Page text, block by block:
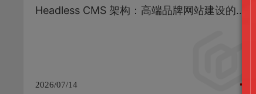
Headless CMS 架构：高端品牌网站建设的下一代技术方案与 SEO 落地实践
2026/07/14